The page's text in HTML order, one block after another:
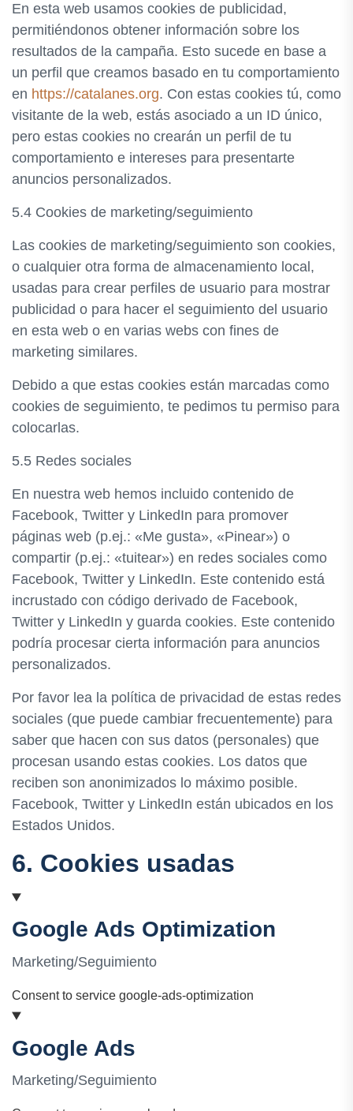
En esta web usamos cookies de publicidad,
permitiéndonos obtener información sobre los
resultados de la campaña. Esto sucede en base a
un perfil que creamos basado en tu comportamiento
en https://catalanes.org. Con estas cookies tú, como
visitante de la web, estás asociado a un ID único,
pero estas cookies no crearán un perfil de tu
comportamiento e intereses para presentarte
anuncios personalizados.
5.4 Cookies de marketing/seguimiento
Las cookies de marketing/seguimiento son cookies,
o cualquier otra forma de almacenamiento local,
usadas para crear perfiles de usuario para mostrar
publicidad o para hacer el seguimiento del usuario
en esta web o en varias webs con fines de
marketing similares.
Debido a que estas cookies están marcadas como
cookies de seguimiento, te pedimos tu permiso para
colocarlas.
5.5 Redes sociales
En nuestra web hemos incluido contenido de
Facebook, Twitter y LinkedIn para promover
páginas web (p.ej.: «Me gusta», «Pinear») o
compartir (p.ej.: «tuitear») en redes sociales como
Facebook, Twitter y LinkedIn. Este contenido está
incrustado con código derivado de Facebook,
Twitter y LinkedIn y guarda cookies. Este contenido
podría procesar cierta información para anuncios
personalizados.
Por favor lea la política de privacidad de estas redes
sociales (que puede cambiar frecuentemente) para
saber que hacen con sus datos (personales) que
procesan usando estas cookies. Los datos que
reciben son anonimizados lo máximo posible.
Facebook, Twitter y LinkedIn están ubicados en los
Estados Unidos.
6. Cookies usadas
Google Ads Optimization
Marketing/Seguimiento
Consent to service google-ads-optimization
Google Ads
Marketing/Seguimiento